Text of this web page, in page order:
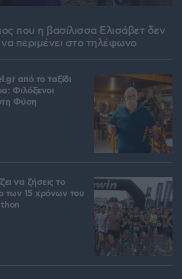
που η βασίλισσα Ελισάβετ δεν
περιμένει στο τηλέφωνο
από το ταξίδι
Φιλόξενοι
Φύση
να ζήσεις το
των 15 χρόνων του